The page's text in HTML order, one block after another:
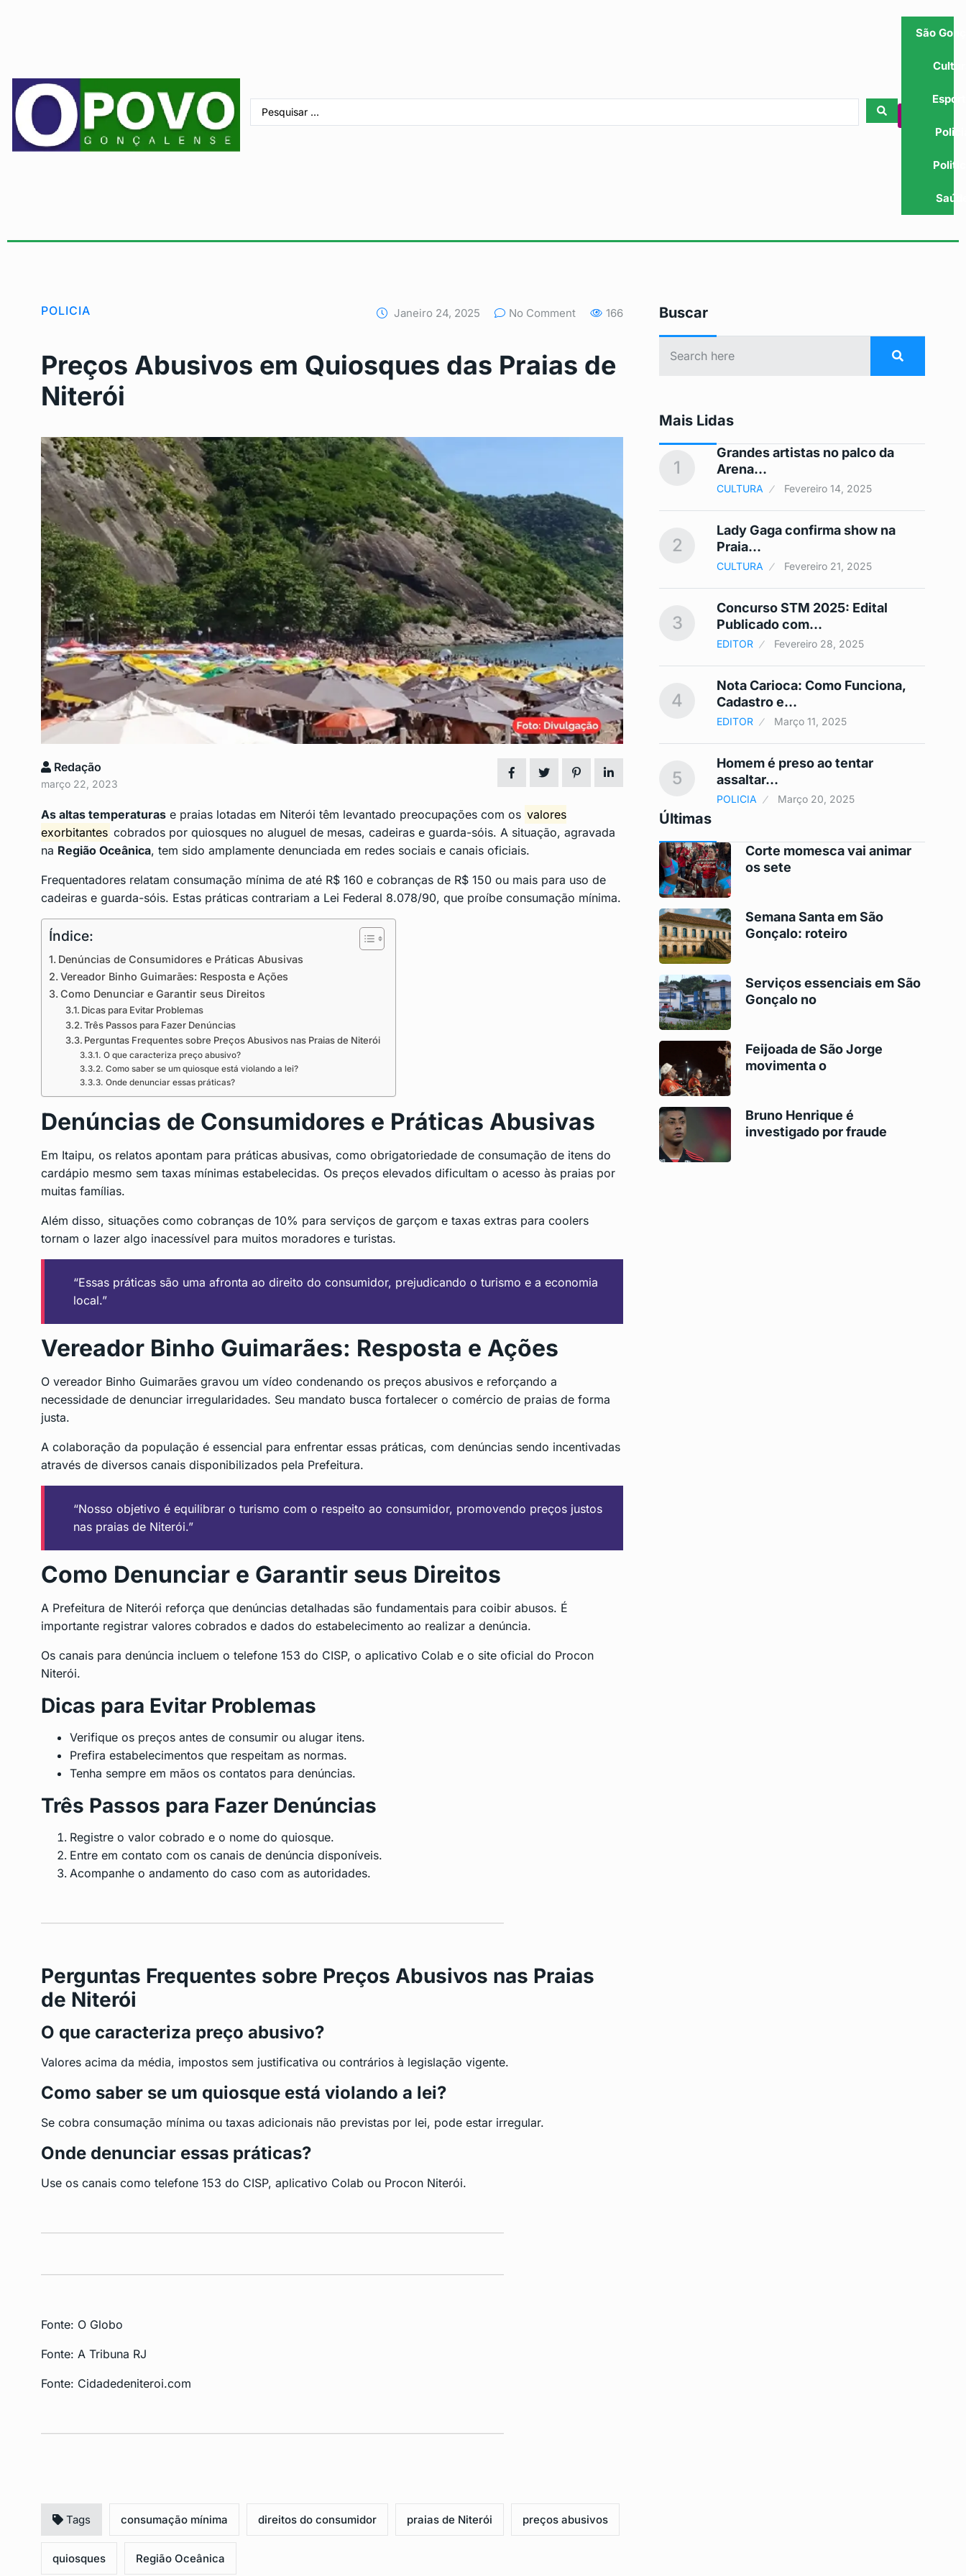
São
POLICIA Janeiro 24, 2025 No Comment 166
Preços Abusivos em Quiosques das Praias de
Niterói
Redação
março 22, 2023
As altas temperaturas e praias lotadas em Niterói têm levantado preocupações com os valores
exorbitantes cobrados por quiosques no aluguel de mesas, cadeiras e guarda-sóis. A situação, agravada
na Região Oceânica, tem sido amplamente denunciada em redes sociais e canais oficiais.
Frequentadores relatam consumação mínima de até R$ 160 e cobranças de R$ 150 ou mais para uso de
cadeiras e guarda-sóis. Estas práticas contrariam a Lei Federal 8.078/90, que proíbe consumação mínima.
Índice:
Denúncias de Consumidores e Práticas Abusivas
Vereador Binho Guimarães: Resposta e Ações
Como Denunciar e Garantir seus Direitos
Dicas para Evitar Problemas
Três Passos para Fazer Denúncias
Perguntas Frequentes sobre Preços Abusivos nas Praias de Niterói
O que caracteriza preço abusivo?
Como saber se um quiosque está violando a lei?
Onde denunciar essas práticas?
Denúncias de Consumidores e Práticas Abusivas
Em Itaipu, os relatos apontam para práticas abusivas, como obrigatoriedade de consumação de itens do
cardápio mesmo sem taxas mínimas estabelecidas. Os preços elevados dificultam o acesso às praias por
muitas famílias.
Além disso, situações como cobranças de 10% para serviços de garçom e taxas extras para coolers
tornam o lazer algo inacessível para muitos moradores e turistas.
“Essas práticas são uma afronta ao direito do consumidor, prejudicando o turismo e a economia
local.”
Vereador Binho Guimarães: Resposta e Ações
O vereador Binho Guimarães gravou um vídeo condenando os preços abusivos e reforçando a
necessidade de denunciar irregularidades. Seu mandato busca fortalecer o comércio de praias de forma
justa.
A colaboração da população é essencial para enfrentar essas práticas, com denúncias sendo incentivadas
através de diversos canais disponibilizados pela Prefeitura.
“Nosso objetivo é equilibrar o turismo com o respeito ao consumidor, promovendo preços justos
nas praias de Niterói.”
Como Denunciar e Garantir seus Direitos
A Prefeitura de Niterói reforça que denúncias detalhadas são fundamentais para coibir abusos. É
importante registrar valores cobrados e dados do estabelecimento ao realizar a denúncia.
Os canais para denúncia incluem o telefone 153 do CISP, o aplicativo Colab e o site oficial do Procon
Niterói.
Dicas para Evitar Problemas
Verifique os preços antes de consumir ou alugar itens.
Prefira estabelecimentos que respeitam as normas.
Tenha sempre em mãos os contatos para denúncias.
Três Passos para Fazer Denúncias
Registre o valor cobrado e o nome do quiosque.
Entre em contato com os canais de denúncia disponíveis.
Acompanhe o andamento do caso com as autoridades.
Perguntas Frequentes sobre Preços Abusivos nas Praias
de Niterói
O que caracteriza preço abusivo?
Valores acima da média, impostos sem justificativa ou contrários à legislação vigente.
Como saber se um quiosque está violando a lei?
Se cobra consumação mínima ou taxas adicionais não previstas por lei, pode estar irregular.
Onde denunciar essas práticas?
Use os canais como telefone 153 do CISP, aplicativo Colab ou Procon Niterói.
Fonte: O Globo
Fonte: A Tribuna RJ
Fonte: Cidadedeniteroi.com
Tags consumação mínima direitos do consumidor praias de Niterói preços abusivos
quiosques Região Oceânica
Buscar
Mais Lidas
6
Feriadão de abril 2025: como
aproveitar…
BRASIL Março 31, 2025
7
Favela Gastronômica agita
Inhaúma com sabores…
RIO DE JANEIRO Abril 10, 2025
8
Bairro de Campo Grande, Rio
de…
POLITICA Outubro 18, 2022
9
São Gonçalo inscreve para
seminário de…
SÃO GONÇALO Maio 7, 2024
11
SÃO GONÇALO Maio 15, 2024
12
Em grande noite em Maricá,
Sargento…
EDITOR Maio 17, 2024
13
Programa de nutrição de São
Gonçalo…
SAÚDE Maio 23, 2024
14
Lagoinha vai ganhar nova clínica
municipal
LAGOINHA Maio 28, 2024
Cirurgias Oncológicas em São
Gonçalo: Um…
1
Grandes artistas no palco da
Arena…
CULTURA Fevereiro 14, 2025
2
Lady Gaga confirma show na
Praia…
CULTURA Fevereiro 21, 2025
3
Concurso STM 2025: Edital
Publicado com…
EDITOR Fevereiro 28, 2025
4
Nota Carioca: Como Funciona,
Cadastro e…
EDITOR Março 11, 2025
5
Homem é preso ao tentar
assaltar…
POLICIA Março 20, 2025
Últimas
Corte momesca vai animar
os sete
Semana Santa em São
Gonçalo: roteiro
Serviços essenciais em São
Gonçalo no
Feijoada de São Jorge
movimenta o
Bruno Henrique é
investigado por fraude